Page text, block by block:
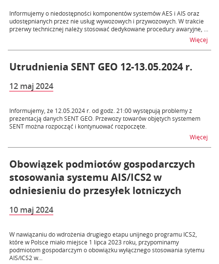
Informujemy o niedostępności komponentów systemów AES i AIS oraz
udostępnianych przez nie usług wywozowych i przywozowych. W trakcie
przerwy technicznej należy stosować dedykowane procedury awaryjne, ...
Więcej
Utrudnienia SENT GEO 12-13.05.2024 r.
12 maj 2024
Informujemy, że 12.05.2024 r. od godz. 21:00 występują problemy z
prezentacją danych SENT GEO. Przewozy towarów objętych systemem
SENT można rozpocząć i kontynuować rozpoczęte.
Więcej
Obowiązek podmiotów gospodarczych
stosowania systemu AIS/ICS2 w
odniesieniu do przesyłek lotniczych
10 maj 2024
W nawiązaniu do wdrożenia drugiego etapu unijnego programu ICS2,
które w Polsce miało miejsce 1 lipca 2023 roku, przypominamy
podmiotom gospodarczym o obowiązku wyłącznego stosowania sytemu
AIS/ICS2 w...